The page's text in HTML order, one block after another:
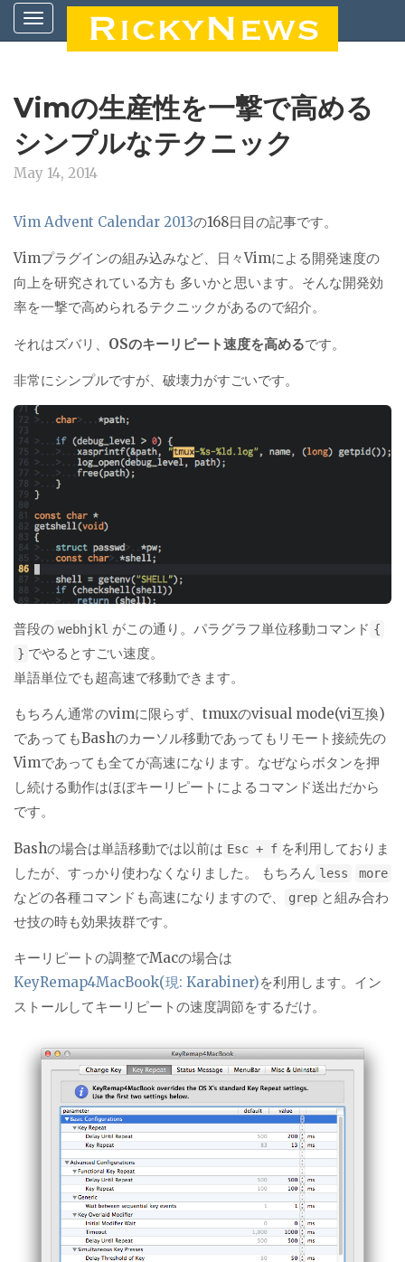
Vimの生産性を一撃で高める
シンプルなテクニック
May 14, 2014
Vim Advent Calendar 2013の168日目の記事です。
Vimプラグインの組み込みなど、日々Vimによる開発速度の
向上を研究されている方も 多いかと思います。そんな開発効
率を一撃で高められるテクニックがあるので紹介。
それはズバリ、 OSのキーリピート速度を高めるです。
非常にシンプルですが、破壊力がすごいです。
普段の webhjkl がこの通り。パラグラフ単位移動コマンド {
} でやるとすごい速度。
単語単位でも超高速で移動できます。
もちろん通常のvimに限らず、tmuxのvisual mode(vi互換)
であってもBashのカーソル移動であってもリモート接続先の
Vimであっても全てが高速になります。なぜならボタンを押
し続ける動作はほぼキーリピートによるコマンド送出だから
です。
Bashの場合は単語移動では以前は Esc + f を利用しておりま
したが、すっかり使わなくなりました。 もちろん less more
などの各種コマンドも高速になりますので、 grep と組み合わ
せ技の時も効果抜群です。
キーリピートの調整でMacの場合は
KeyRemap4MacBook(現: Karabiner)を利用します。イン
ストールしてキーリピートの速度調節をするだけ。